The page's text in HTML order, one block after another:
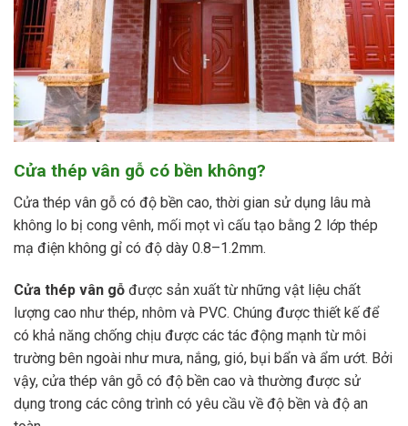
Cửa thép vân gỗ có bền không?
Cửa thép vân gỗ có độ bền cao, thời gian sử dụng lâu mà
không lo bị cong vênh, mối mọt vì cấu tạo bằng 2 lớp thép
mạ điện không gỉ có độ dày 0.8–1.2mm.
Cửa thép vân gỗ được sản xuất từ những vật liệu chất
lượng cao như thép, nhôm và PVC. Chúng được thiết kế để
có khả năng chống chịu được các tác động mạnh từ môi
trường bên ngoài như mưa, nắng, gió, bụi bẩn và ẩm ướt. Bởi
vậy, cửa thép vân gỗ có độ bền cao và thường được sử
dụng trong các công trình có yêu cầu về độ bền và độ an